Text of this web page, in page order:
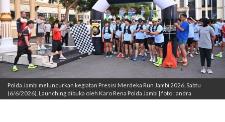
Polda Jambi meluncurkan kegiatan Presisi Merdeka Run Jambi 2026, Sabtu
(6/6/2026). Launching dibuka oleh Karo Rena Polda Jambi | foto : andra